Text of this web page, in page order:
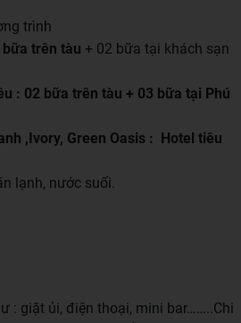
trình
trên tàu + 02 bữa tại khách sạn
: 02 bữa trên tàu + 03 bữa tại Phú
,Ivory, Green Oasis : Hotel tiêu
lạnh, nước suối.
: giặt ủi, điện thoại, mini bar……..Chi